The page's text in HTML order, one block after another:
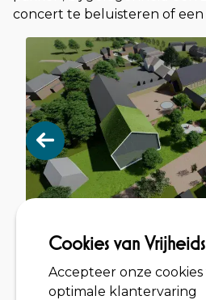
concert te beluisteren of
Cookies van
Accepteer onze cookies
optimale klantervaring